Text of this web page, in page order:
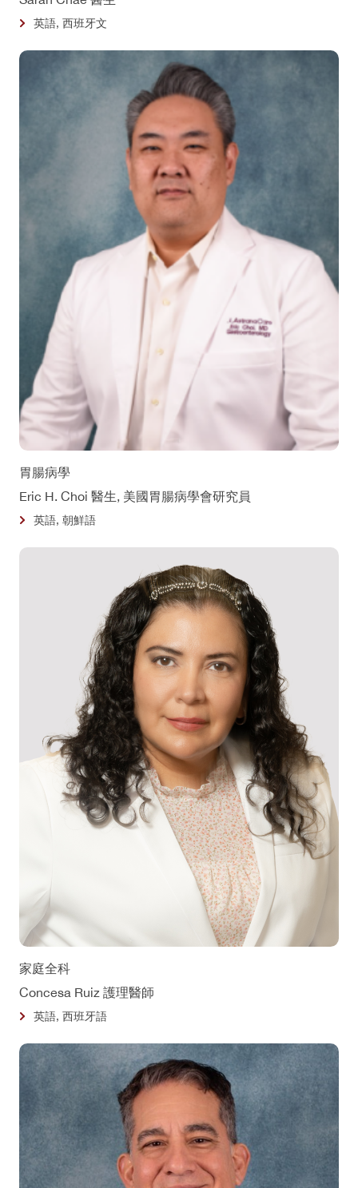
英語, 西班牙文
胃腸病學
Eric H. Choi 醫生, 美國胃腸病學會研究員
英語, 朝鮮語
家庭全科
Concesa Ruiz 護理醫師
英語, 西班牙語